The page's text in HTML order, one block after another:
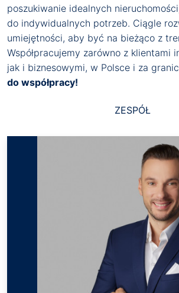
poszukiwanie idealnych
do indywidualnych potrzeb. Ciągle
umiejętności, aby być na bieżąco z
Współpracujemy zarówno z klientami
jak i biznesowymi, w Polsce i za
do współpracy!
ZESPÓŁ